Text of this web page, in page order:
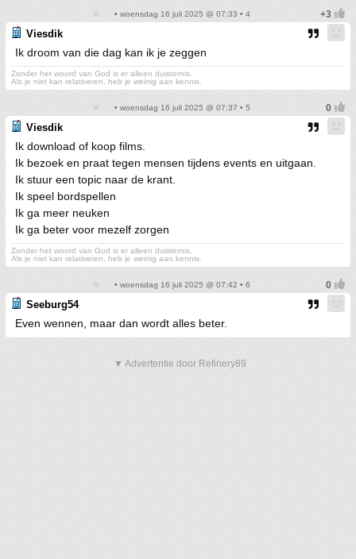
• woensdag 16 juli 2025 @ 07:33 • 4
Viesdik
Ik droom van die dag kan ik je zeggen
Zonder het woord van God is er alleen duisternis.
Als je niet kan relativeren, heb je weinig aan kennis.
• woensdag 16 juli 2025 @ 07:37 • 5
Viesdik
Ik download of koop films.
Ik bezoek en praat tegen mensen tijdens events en uitgaan.
Ik stuur een topic naar de krant.
Ik speel bordspellen
Ik ga meer neuken
Ik ga beter voor mezelf zorgen
Zonder het woord van God is er alleen duisternis.
Als je niet kan relativeren, heb je weinig aan kennis.
• woensdag 16 juli 2025 @ 07:42 • 6
Seeburg54
Even wennen, maar dan wordt alles beter.
▼ Advertentie door Refinery89